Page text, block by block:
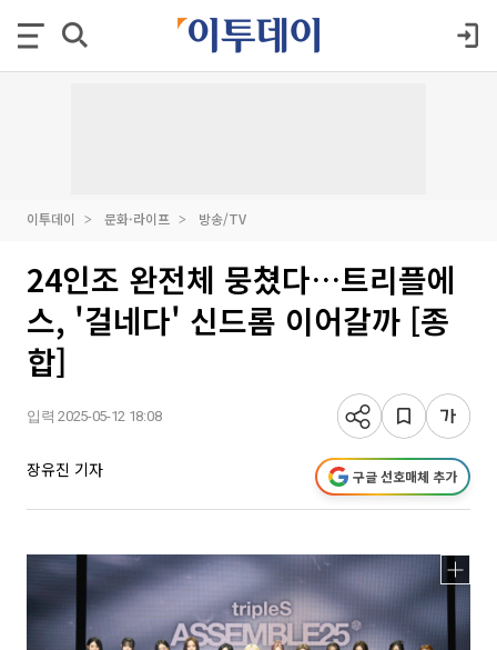
이투데이 문화·라이프 방송/TV
24인조 완전체 뭉쳤다…트리플에
스, '걸네다' 신드롬 이어갈까 [종
합]
입력 2025-05-12 18:08
장유진 기자 구글 선호매체 추가